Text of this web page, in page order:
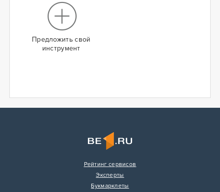
Предложить свой
инструмент
Рейтинг сервисов
Эксперты
Букмарклеты